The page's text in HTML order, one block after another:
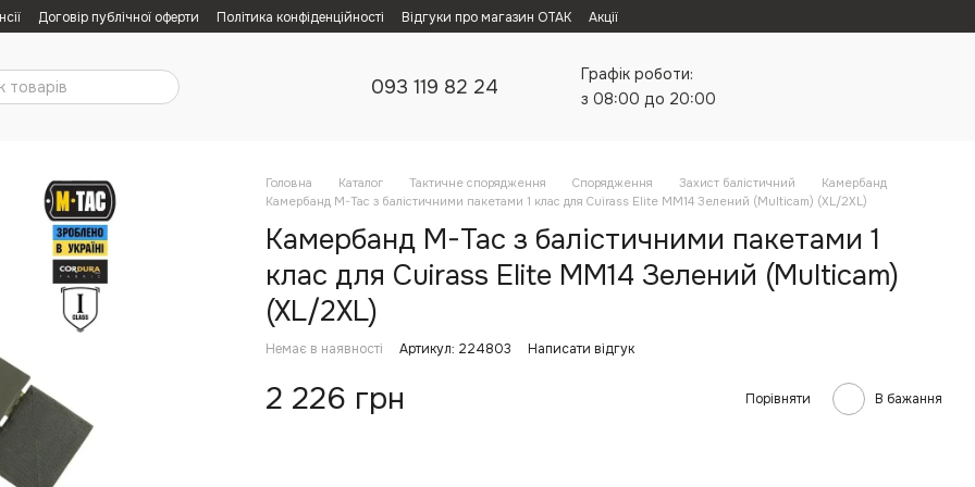
Договір публічної оферти Політика конфіденційності Відгуки про магазин ОТАК Акції
093 119 82 24
Графік роботи:
з 08:00 до 20:00
Головна Каталог Тактичне спорядження Спорядження Захист балістичний
Камербанд
Камербанд M-Tac з балістичними пакетами 1 клас для Cuirass Elite MM14 Зелений (Multicam) (XL/2XL)
Камербанд M-Tac з балістичними пакетами 1
клас для Cuirass Elite MM14 Зелений (Multicam)
(XL/2XL)
Немає в наявності Артикул: 224803 Написати відгук
2 226 грн Порівняти В бажання